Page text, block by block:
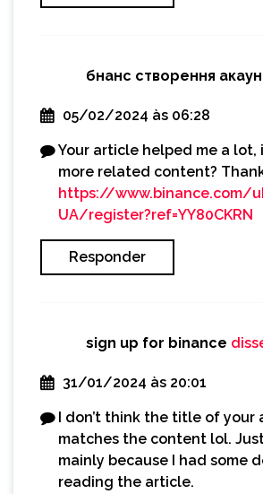
бнанс створення
05/02/2024 às 06:28
Your article helped me a lot,
more related content?
https://www.binance.com/
UA/register?ref=YY80CKRN
Responder
sign up for binance
31/01/2024 às 20:01
I don’t think the title of your
matches the content lol.
mainly because I had some
reading the article.